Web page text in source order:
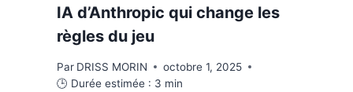
IA d’Anthropic qui change les
règles du jeu
Par DRISS MORIN
octobre 1, 2025
🕒 Durée estimée : 3 min